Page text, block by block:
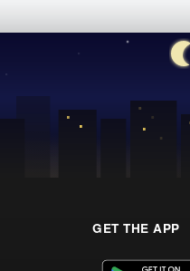
GET THE APP